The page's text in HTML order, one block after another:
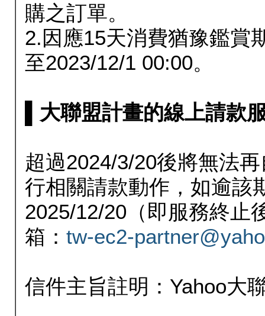
購之訂單。
2.因應15天消費猶豫鑑賞
至2023/12/1 00:00。
▌大聯盟計畫的線上請款
超過2024/3/20後將無法
行相關請款動作，如逾該
2025/12/20（即服務終止
箱： tw-ec2-
信件主旨註明：Yahoo大